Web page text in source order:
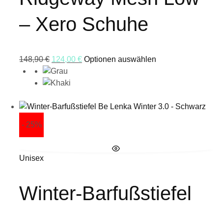
– Xero Schuhe
148,90€ 124,00 € Optionen auswählen
- 25%
Unisex
Winter-Barfußstiefel